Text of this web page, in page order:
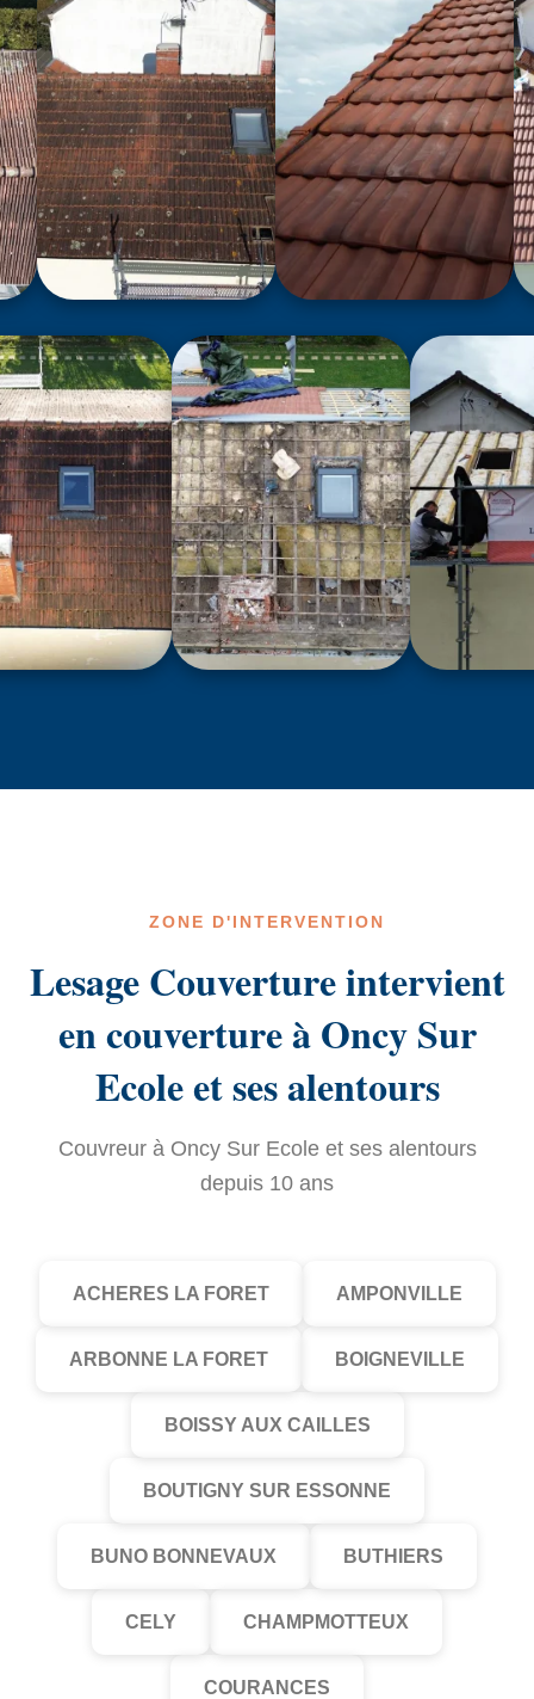
ZONE D'INTERVENTION
Lesage Couverture intervient
en couverture à Oncy Sur
Ecole et ses alentours
Couvreur à Oncy Sur Ecole et ses alentours
depuis 10 ans
ACHERES LA FORET AMPONVILLE
ARBONNE LA FORET BOIGNEVILLE
BOISSY AUX CAILLES
BOUTIGNY SUR ESSONNE
BUNO BONNEVAUX BUTHIERS
CELY CHAMPMOTTEUX
COURANCES